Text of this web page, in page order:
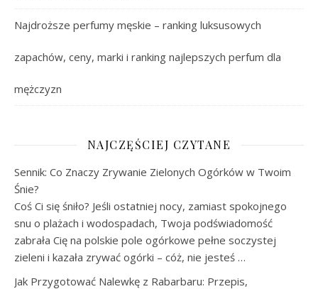
Najdroższe perfumy męskie – ranking luksusowych
zapachów, ceny, marki i ranking najlepszych perfum dla
mężczyzn
NAJCZĘŚCIEJ CZYTANE
Sennik: Co Znaczy Zrywanie Zielonych Ogórków w Twoim
Śnie?
Coś Ci się śniło? Jeśli ostatniej nocy, zamiast spokojnego
snu o plażach i wodospadach, Twoja podświadomość
zabrała Cię na polskie pole ogórkowe pełne soczystej
zieleni i kazała zrywać ogórki – cóż, nie jesteś …
Jak Przygotować Nalewkę z Rabarbaru: Przepis,